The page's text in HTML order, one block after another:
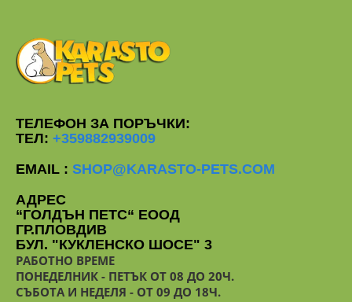
ТЕЛЕФОН ЗА ПОРЪЧКИ:
ТЕЛ: +359882939009
EMAIL : SHOP@KARASTO-PETS.COM
АДРЕС
“ГОЛДЪН ПЕТС“ ЕООД
ГР.ПЛОВДИВ
БУЛ. "КУКЛЕНСКО ШОСЕ" 3
РАБОТНО ВРЕМЕ
ПОНЕДЕЛНИК - ПЕТЪК ОТ 08 ДО 20Ч.
СЪБОТА И НЕДЕЛЯ - ОТ 09 ДО 18Ч.